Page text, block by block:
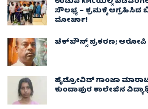
ಸೌಲಭ್ಯ – ಕ್ರಮಕ್ಕೆ
ಮೋರ್ಚಾ!
ಚೆಕ್​ಬೌನ್ಸ್​ ಪ್ರಕರಣ; ಆರೋಪಿ
ಹೈಡ್ರೋವಿಡ್ ಗಾಂಜಾ
ಕುಂದಾಪುರ ಕಾಲೇಜಿನ